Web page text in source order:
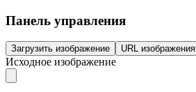
Панель управления
Загрузить изображение URL изображения
Исходное изображение